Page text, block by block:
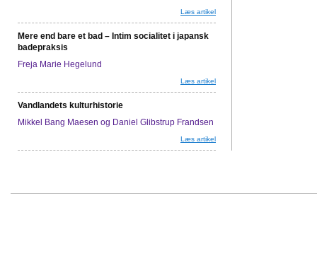
Læs artikel
Mere end bare et bad – Intim socialitet i japansk
badepraksis
Freja Marie Hegelund
Læs artikel
Vandlandets kulturhistorie
Mikkel Bang Maesen og Daniel Glibstrup Frandsen
Læs artikel